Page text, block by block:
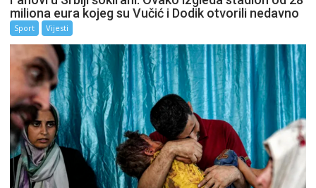
miliona eura kojeg su Vučić i Dodik otvorili nedavno
Sport Vijesti